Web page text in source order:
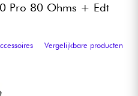
Pro 80 Ohms + Edt
Vergelijkbare producten